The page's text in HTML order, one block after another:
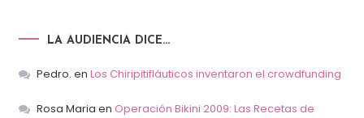
LA AUDIENCIA DICE…
Pedro. en Los Chiripitifláuticos inventaron el crowdfunding
Rosa Maria en Operación Bikini 2009: Las Recetas de